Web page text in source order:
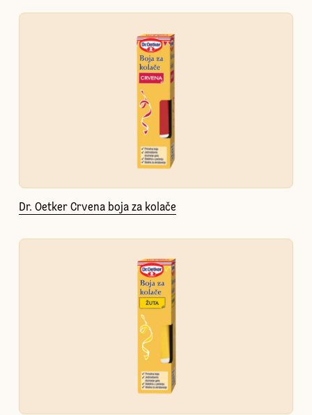
Dr. Oetker Crvena boja za kolače